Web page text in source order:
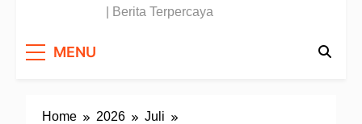
| Berita Terpercaya
MENU
Home 2026
Juli